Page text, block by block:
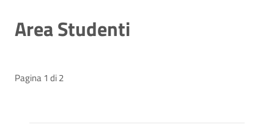
Area Studenti
Pagina 1 di 2